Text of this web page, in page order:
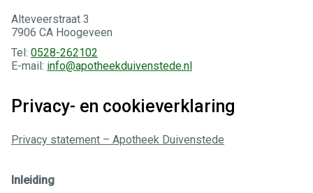
Privacy- en cookieverklaring
Privacy statement – Apotheek Duivenstede
Inleiding
Alteveerstraat 3
7906 CA Hoogeveen
Tel: 0528-262102
E-mail: info@apotheekduivenstede.nl